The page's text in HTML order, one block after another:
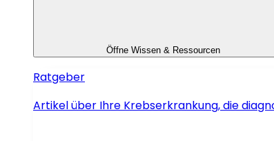
Öffne Wissen & Ressourcen
Ratgeber
Artikel über Ihre Krebserkrankung, die